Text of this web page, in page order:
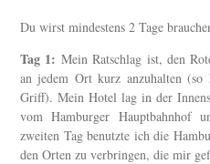
Du wirst mindestens 2 Tage
Tag 1: Mein Ratschlag ist, den
an jedem Ort kurz anzuhalten
Griff). Mein Hotel lag in der
vom Hamburger Hauptbahnhof
zweiten Tag benutzte ich die
den Orten zu verbringen, die mir